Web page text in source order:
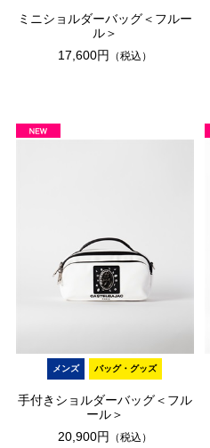
ミニショルダーバッグ＜フルー
ル＞
17,600円
（税込）
メンズ バッグ・グッズ
手付きショルダーバッグ＜フル
ール＞
20,900円
（税込）